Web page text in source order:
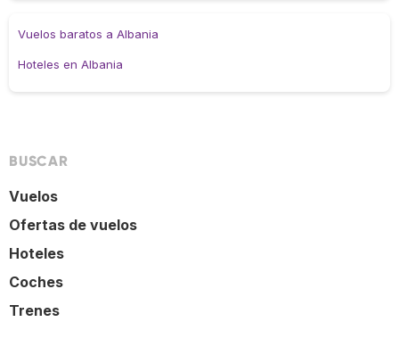
Vuelos baratos a Albania
Hoteles en Albania
BUSCAR
Vuelos
Ofertas de vuelos
Hoteles
Coches
Trenes